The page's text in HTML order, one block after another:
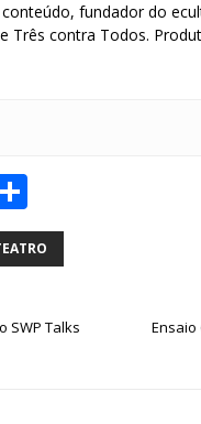
fundador do
Três contra Todos.
h
ar
SWP Talks
Ensaio